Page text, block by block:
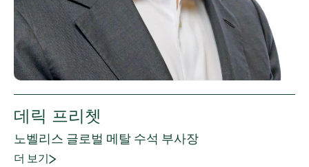
데릭 프리쳇
노벨리스 글로벌 메탈 수석 부사장
더 보기